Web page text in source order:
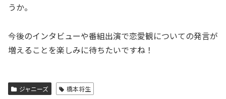
うか。
今後のインタビューや番組出演で恋愛観についての発言が
増えることを楽しみに待ちたいですね！
ジャニーズ 橋本将生